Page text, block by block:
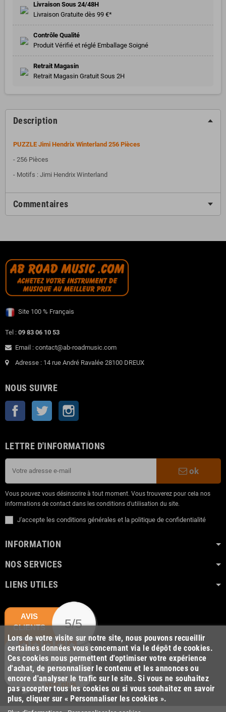
Livraison Sous 24/48H
Livraison Gratuite dès 99 €*
Contrôle Qualité
Produit Vérifié et réglé Emballage Soigné
Retrait Magasin
Retrait Magasin Gratuit Sous 2H
Description
PUZZLE Jimi Hendrix Winterland 256 Pièces
- 256 Pièces
- Motifs : Jimi Hendrix Winterland
Commentaires
Site 100 % Français
Tel : 09 83 06 10 53
Email : contact@ab-roadmusic.com
Adresse : 14 rue André Ravalée 28100 DREUX
NOUS SUIVRE
Facebook Twitter
LETTRE D'INFORMATIONS
ok
Vous pouvez vous désinscrire à tout moment. Vous trouverez pour cela nos
informations de contact dans les conditions d'utilisation du site.
J'accepte les conditions générales et la politique de confidentialité
INFORMATION
NOS SERVICES
LIENS UTILES
Lors de votre visite sur notre site, nous pouvons recueillir
certaines données vous concernant via le dépôt de cookies.
Ces cookies nous permettent d'optimiser votre expérience
d'achat, de personnaliser le contenu et les annonces ou
encore d'analyser le trafic sur le site. Si vous ne souhaitez
pas accepter tous les cookies ou si vous souhaitez en savoir
plus, cliquer sur « Personnaliser les cookies ».
AVIS
CLIENTS
5/5
Envoi rapide et conforme.
Impeccable
voir plus